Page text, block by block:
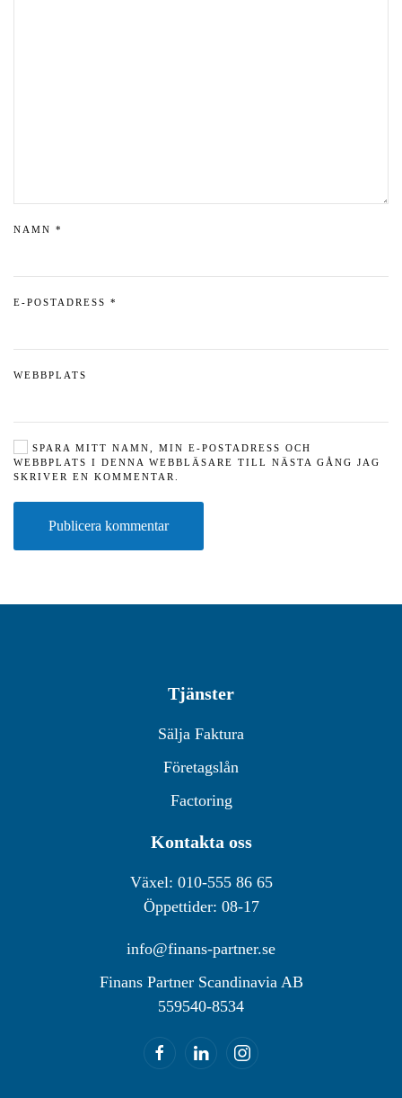
NAMN *
E-POSTADRESS *
WEBBPLATS
SPARA MITT NAMN, MIN E-POSTADRESS OCH
WEBBPLATS I DENNA WEBBLÄSARE TILL NÄSTA GÅNG JAG
SKRIVER EN KOMMENTAR.
Publicera kommentar
Tjänster
Sälja Faktura
Företagslån
Factoring
Kontakta oss
Växel: 010-555 86 65
Öppettider: 08-17
info@finans-partner.se
Finans Partner Scandinavia AB
559540-8534